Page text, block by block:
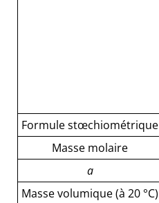
Formule stœchiométrique
Masse molaire
a
Masse volumique (à 20 °C)